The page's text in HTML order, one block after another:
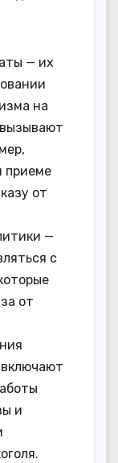
— их
на
приеме
от
—
с
от
и